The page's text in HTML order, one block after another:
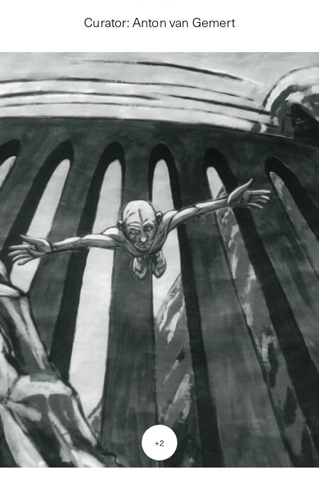
Curator: Anton van Gemert
+2